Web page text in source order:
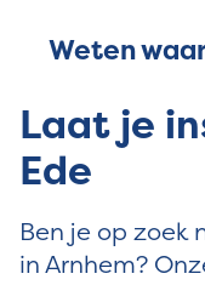
Weten
Laat je
Ede
Ben je op zoek
in Arnhem?